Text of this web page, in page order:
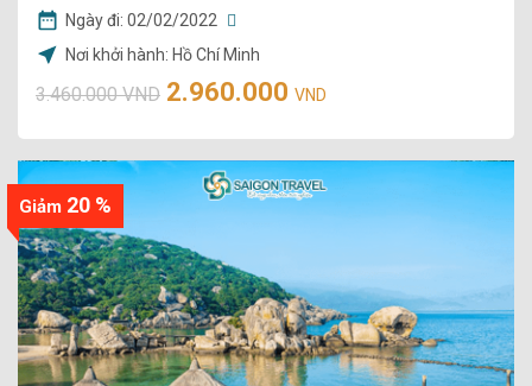
Ngày đi: 02/02/2022
Nơi khởi hành: Hồ Chí Minh
3.460.000 VND 2.960.000 VND
Giảm 20 %